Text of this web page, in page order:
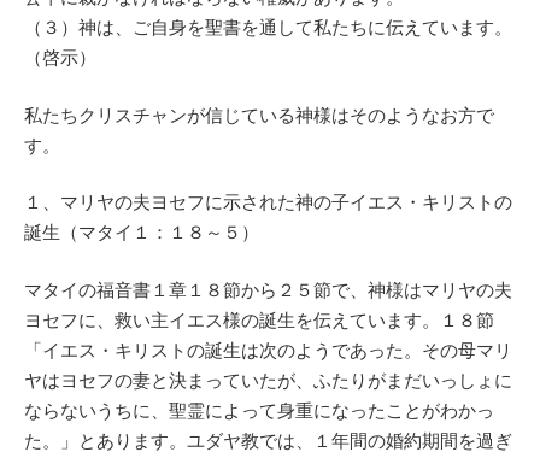
（３）神は、ご自身を聖書を通して私たちに伝えています。
（啓示）
私たちクリスチャンが信じている神様はそのようなお方で
す。
１、マリヤの夫ヨセフに示された神の子イエス・キリストの
誕生（マタイ１：１８～５）
マタイの福音書１章１８節から２５節で、神様はマリヤの夫
ヨセフに、救い主イエス様の誕生を伝えています。１８節
「イエス・キリストの誕生は次のようであった。その母マリ
ヤはヨセフの妻と決まっていたが、ふたりがまだいっしょに
ならないうちに、聖霊によって身重になったことがわかっ
た。」とあります。ユダヤ教では、１年間の婚約期間を過ぎ